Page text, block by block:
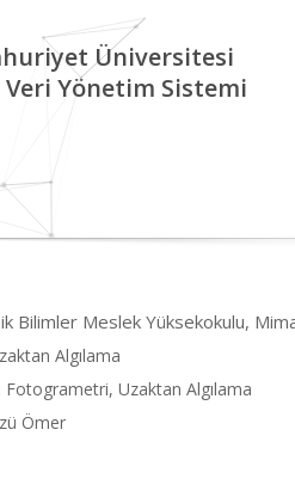
Üniversitesi
Yönetim Sistemi
Bilimler Meslek Yüksekokulu,
Algılama
Fotogrametri, Uzaktan Algılama
Ömer